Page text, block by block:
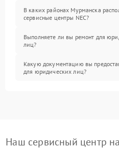
В каких районах Мурманска
сервисные центры NEC?
Выполняете ли вы ремонт для
лиц?
Какую документацию вы
для юридических лиц?
Наш сервисный центр